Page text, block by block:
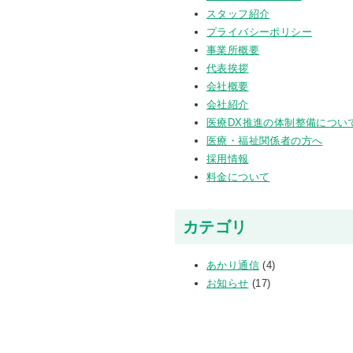
スタッフ紹介
プライバシーポリシー
事業所概要
代表挨拶
会社概要
会社紹介
医療DX推進の体制整備につい
医療・福祉関係者の方へ
採用情報
料金について
カテゴリ
あかり通信(4)
お知らせ (17)